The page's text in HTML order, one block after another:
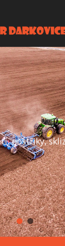
postřiky,